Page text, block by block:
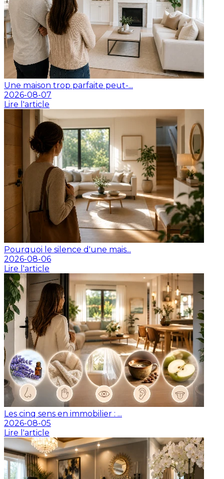
Une maison trop parfaite peut-...
2026-08-07
Lire l'article
Pourquoi le silence d'une mais...
2026-08-06
Lire l'article
Les cinq sens en immobilier : ...
2026-08-05
Lire l'article